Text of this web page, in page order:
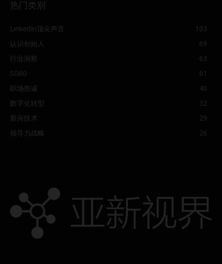
热门类别
LinkedIn顶尖声音
103
认识创始人
69
行业洞察
63
SG60
61
职场热诚
40
数字化转型
32
新兴技术
29
领导力战略
26